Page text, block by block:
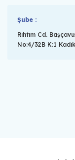
Şube :
Rıhtım Cd.
No:4/32B K:1